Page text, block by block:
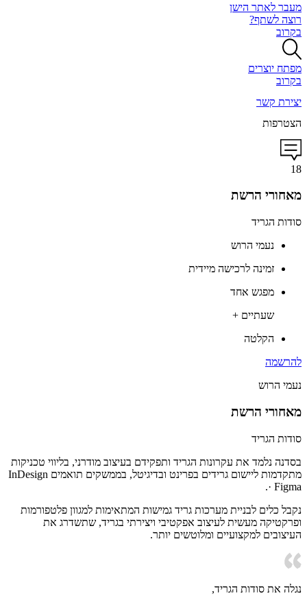
מעבר לאתר הישן
רוצה לשתף?
בקרוב
מפתח יוצרים
בקרוב
יצירת קשר
הצטרפות
18
מאחורי הרשת
סודות הגריד
נעמי הרוש
זמינה לרכישה מיידית
מפגש אחד
שעתיים +
הקלטה
להרשמה
נעמי הרוש
מאחורי הרשת
סודות הגריד
בסדנה נלמד את עקרונות הגריד ותפקידם בעיצוב מודרני, בליווי טכניקות
מתקדמות ליישום גרידים בפרינט ובדיגיטל, בממשקים תואמים InDesign
· Figma.
נקבל כלים לבניית מערכות גריד גמישות המתאימות למגוון פלטפורמות
ופרקטיקה מעשית לעיצוב אפקטיבי ויצירתי בגריד, שתשדרג את
העיצובים למקצועיים ומלוטשים יותר.
נגלה את סודות הגריד,